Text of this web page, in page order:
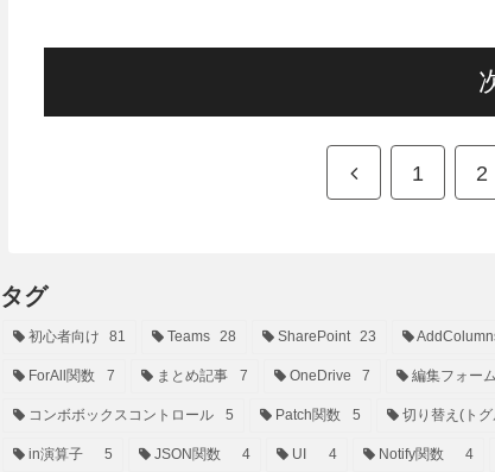
前 1 2
タグ
初心者向け 81 Teams 28 SharePoint 23
ForAll関数 7 まとめ記事 7 OneDrive 7 編集フォーム
コンボボックスコントロール 5 Patch関数 5 切り替え(トグ
in演算子 5 JSON関数 4 UI 4 Notify関数 4